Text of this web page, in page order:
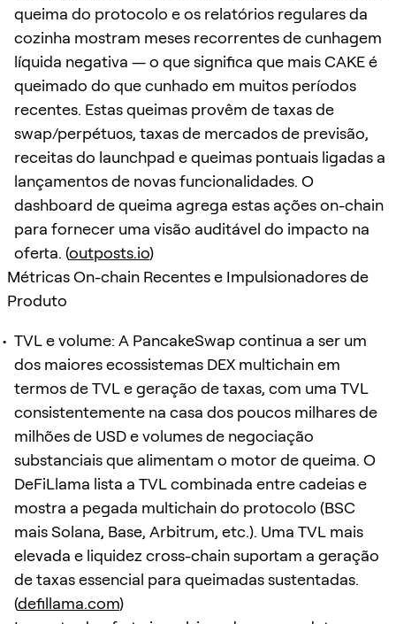
queima do protocolo e os relatórios regulares da
cozinha mostram meses recorrentes de cunhagem
líquida negativa — o que significa que mais CAKE é
queimado do que cunhado em muitos períodos
recentes. Estas queimas provêm de taxas de
swap/perpétuos, taxas de mercados de previsão,
receitas do launchpad e queimas pontuais ligadas a
lançamentos de novas funcionalidades. O
dashboard de queima agrega estas ações on-chain
para fornecer uma visão auditável do impacto na
oferta. (outposts.io)
Métricas On-chain Recentes e Impulsionadores de
Produto
TVL e volume: A PancakeSwap continua a ser um
dos maiores ecossistemas DEX multichain em
termos de TVL e geração de taxas, com uma TVL
consistentemente na casa dos poucos milhares de
milhões de USD e volumes de negociação
substanciais que alimentam o motor de queima. O
DeFiLlama lista a TVL combinada entre cadeias e
mostra a pegada multichain do protocolo (BSC
mais Solana, Base, Arbitrum, etc.). Uma TVL mais
elevada e liquidez cross-chain suportam a geração
de taxas essencial para queimadas sustentadas.
(defillama.com)